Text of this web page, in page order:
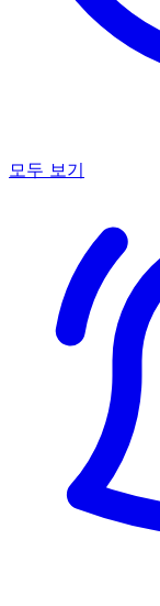
모두 보기